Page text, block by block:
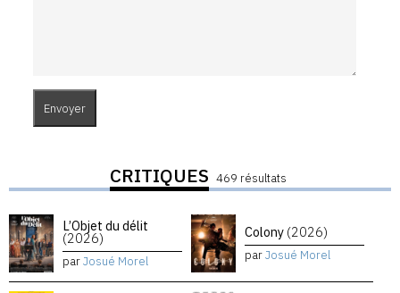
CRITIQUES 469 résultats
L’Objet du délit
(2026)
parJosué Morel
Colony (2026)
parJosué Morel